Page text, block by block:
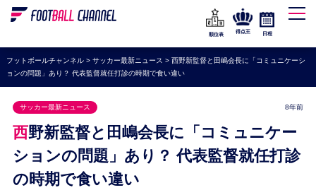
WEリーグ
海外サッカー
プレミアリーグ
ラ・リーガ
セリエA
ブンデスリーガ
UEFA
順位表
得点王 日程
フットボールチャンネル> サッカー最新ニュース > 西野新監督と田嶋会長に「コミュニケーシ
ョンの問題」あり？ 代表監督就任打診の時期で食い違い
サッカー最新ニュース 8年前
西野新監督と田嶋会長に「コミュニケー
ションの問題」あり？ 代表監督就任打診
の時期で食い違い